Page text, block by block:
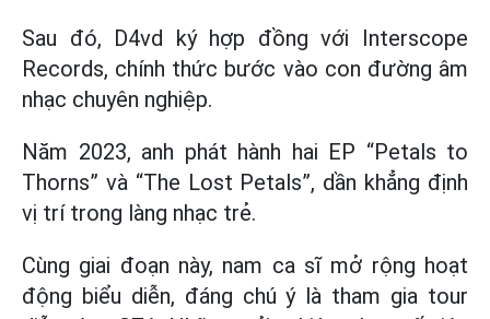
Sau đó, D4vd ký hợp đồng với Interscope
Records, chính thức bước vào con đường âm
nhạc chuyên nghiệp.
Năm 2023, anh phát hành hai EP “Petals to
Thorns” và “The Lost Petals”, dần khẳng định
vị trí trong làng nhạc trẻ.
Cùng giai đoạn này, nam ca sĩ mở rộng hoạt
động biểu diễn, đáng chú ý là tham gia tour